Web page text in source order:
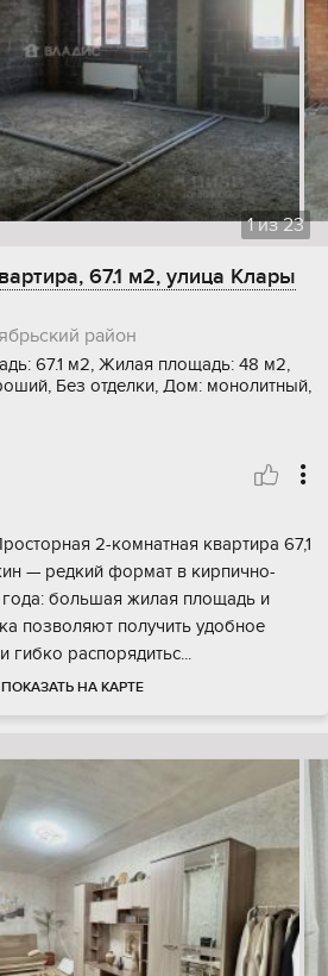
1из23
67.1 м2, улица Клары
район
67.1 м2, Жилая площадь: 48 м2,
Без отделки, Дом: монолитный,
2-комнатная квартира 67,1
— редкий формат в кирпично-
большая жилая площадь и
позволяют получить удобное
гибко распорядитьс...
ПОКАЗАТЬ НА КАРТЕ